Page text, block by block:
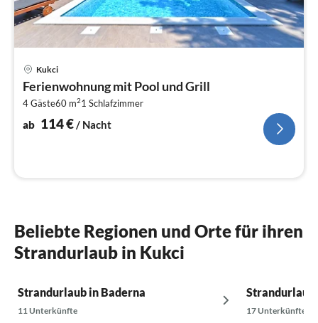
Kukci
Ferienwohnung mit Pool und Grill
4 Gäste60 m21 Schlafzimmer
ab 114€/ Nacht
Beliebte Regionen und Orte für ihren
Strandurlaub in Kukci
Strandurlaub in Baderna
11 Unterkünfte
Strandurlaub
17 Unterkünfte